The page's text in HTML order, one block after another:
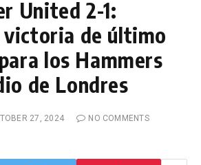
United 2-1:
de último
los Hammers
de Londres
27, 2024
NO COMMENTS